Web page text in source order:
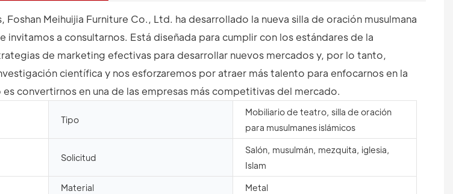
Meihuijia Furniture Co., Ltd. ha desarrollado la nueva silla de oración musulmana
a consultarnos. Está diseñada para cumplir con los estándares de la
de marketing efectivas para desarrollar nuevos mercados y, por lo tanto,
científica y nos esforzaremos por atraer más talento para enfocarnos en la
convertirnos en una de las empresas más competitivas del mercado.
Tipo
Mobiliario de teatro, silla de oración
para musulmanes islámicos
Solicitud
Salón, musulmán, mezquita, iglesia,
Islam
Material Metal